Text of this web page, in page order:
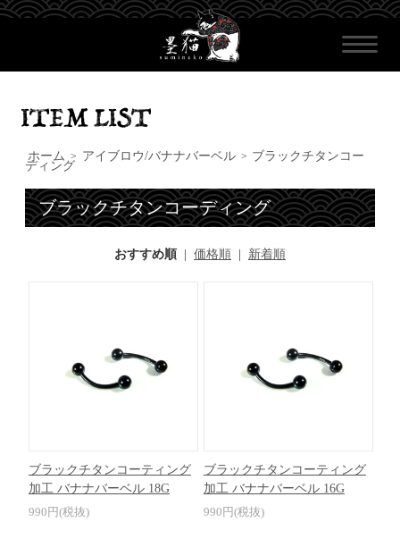
ホーム > アイブロウ/バナナバーベル > ブラックチタンコー
ディング
ブラックチタンコーディング
おすすめ順 価格順 新着順
ブラックチタンコーティング
加工 バナナバーベル 18G
990円(税抜)
ブラックチタンコーティング
加工 バナナバーベル 16G
990円(税抜)